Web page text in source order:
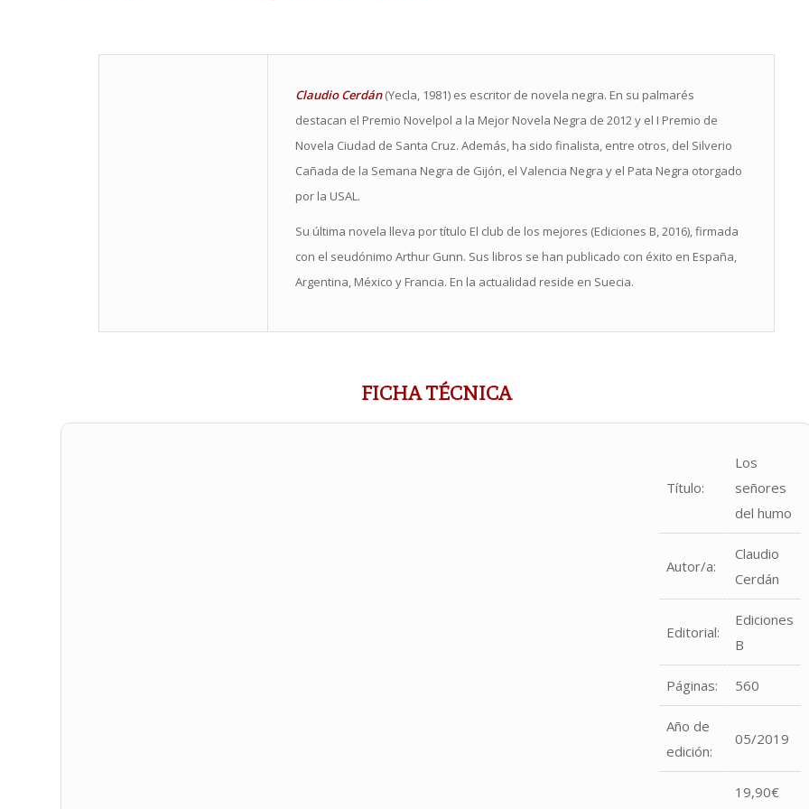
Claudio Cerdán(Yecla, 1981) es escritor de novela negra. En su palmarés
destacan el Premio Novelpol a la Mejor Novela Negra de 2012 y el I Premio de
Novela Ciudad de Santa Cruz. Además, ha sido finalista, entre otros, del Silverio
Cañada de la Semana Negra de Gijón, el Valencia Negra y el Pata Negra otorgado
por la USAL.
Su última novela lleva por título El club de los mejores (Ediciones B, 2016), firmada
con el seudónimo Arthur Gunn. Sus libros se han publicado con éxito en España,
Argentina, México y Francia. En la actualidad reside en Suecia.
FICHA TÉCNICA
Título:
Los
señores
del humo
Autor/a:
Claudio
Cerdán
Editorial:
Ediciones
B
Páginas: 560
Año de
edición:
05/2019
19,90€